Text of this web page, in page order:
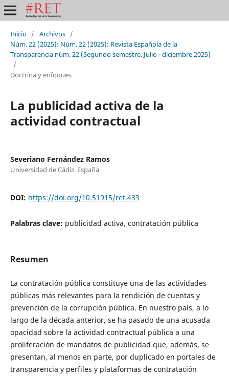
Inicio / Archivos /
Núm. 22 (2025): Núm. 22 (2025): Revista Española de la
Transparencia núm. 22 (Segundo semestre. Julio - diciembre 2025)
/
Doctrina y enfoques
La publicidad activa de la
actividad contractual
Severiano Fernández Ramos
Universidad de Cádiz. España
DOI: https://doi.org/10.51915/ret.433
Palabras clave: publicidad activa, contratación pública
Resumen
La contratación pública constituye una de las actividades
públicas más relevantes para la rendición de cuentas y
prevención de la corrupción pública. En nuestro país, a lo
largo de la década anterior, se ha pasado de una acusada
opacidad sobre la actividad contractual pública a una
proliferación de mandatos de publicidad que, además, se
presentan, al menos en parte, por duplicado en portales de
transparencia y perfiles y plataformas de contratación